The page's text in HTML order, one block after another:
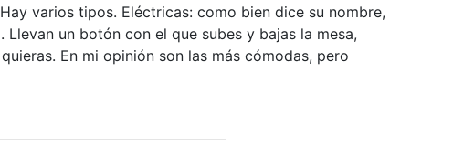
varios tipos. Eléctricas: como bien dice su nombre,
un botón con el que subes y bajas la mesa,
En mi opinión son las más cómodas, pero